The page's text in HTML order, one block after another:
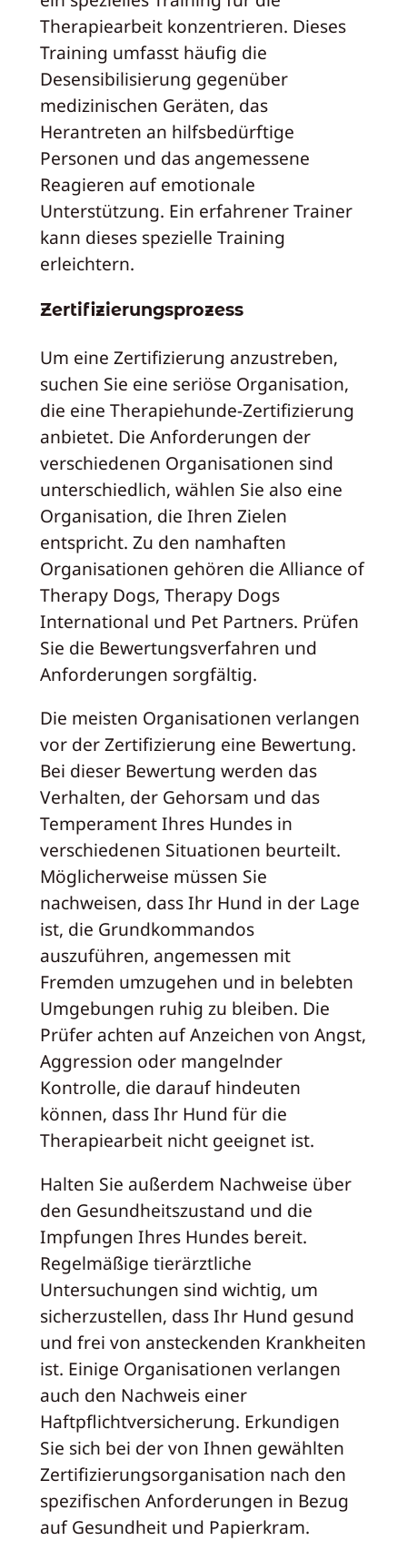
Therapiearbeit konzentrieren. Dieses
Training umfasst häufig die
Desensibilisierung gegenüber
medizinischen Geräten, das
Herantreten an hilfsbedürftige
Personen und das angemessene
Reagieren auf emotionale
Unterstützung. Ein erfahrener Trainer
kann dieses spezielle Training
erleichtern.
Zertifizierungsprozess
Um eine Zertifizierung anzustreben,
suchen Sie eine seriöse Organisation,
die eine Therapiehunde-Zertifizierung
anbietet. Die Anforderungen der
verschiedenen Organisationen sind
unterschiedlich, wählen Sie also eine
Organisation, die Ihren Zielen
entspricht. Zu den namhaften
Organisationen gehören die Alliance of
Therapy Dogs, Therapy Dogs
International und Pet Partners. Prüfen
Sie die Bewertungsverfahren und
Anforderungen sorgfältig.
Die meisten Organisationen verlangen
vor der Zertifizierung eine Bewertung.
Bei dieser Bewertung werden das
Verhalten, der Gehorsam und das
Temperament Ihres Hundes in
verschiedenen Situationen beurteilt.
Möglicherweise müssen Sie
nachweisen, dass Ihr Hund in der Lage
ist, die Grundkommandos
auszuführen, angemessen mit
Fremden umzugehen und in belebten
Umgebungen ruhig zu bleiben. Die
Prüfer achten auf Anzeichen von Angst,
Aggression oder mangelnder
Kontrolle, die darauf hindeuten
können, dass Ihr Hund für die
Therapiearbeit nicht geeignet ist.
Halten Sie außerdem Nachweise über
den Gesundheitszustand und die
Impfungen Ihres Hundes bereit.
Regelmäßige tierärztliche
Untersuchungen sind wichtig, um
sicherzustellen, dass Ihr Hund gesund
und frei von ansteckenden Krankheiten
ist. Einige Organisationen verlangen
auch den Nachweis einer
Haftpflichtversicherung. Erkundigen
Sie sich bei der von Ihnen gewählten
Zertifizierungsorganisation nach den
spezifischen Anforderungen in Bezug
auf Gesundheit und Papierkram.